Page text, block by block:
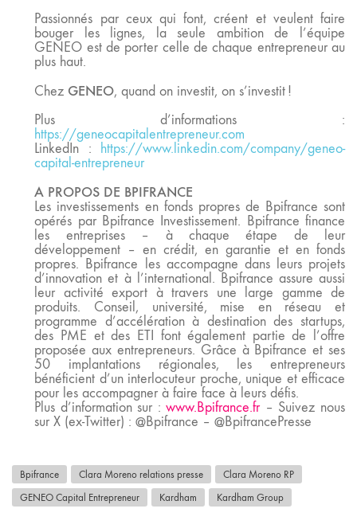
Passionnés par ceux qui font, créent et veulent faire
bouger les lignes, la seule ambition de l’équipe
GENEO est de porter celle de chaque entrepreneur au
plus haut.
Chez GENEO, quand on investit, on s’investit !
Plus d’informations :
https://geneocapitalentrepreneur.com
LinkedIn : https://www.linkedin.com/company/geneo-
capital-entrepreneur
A PROPOS DE BPIFRANCE
Les investissements en fonds propres de Bpifrance sont
opérés par Bpifrance Investissement. Bpifrance finance
les entreprises – à chaque étape de leur
développement – en crédit, en garantie et en fonds
propres. Bpifrance les accompagne dans leurs projets
d’innovation et à l’international. Bpifrance assure aussi
leur activité export à travers une large gamme de
produits. Conseil, université, mise en réseau et
programme d’accélération à destination des startups,
des PME et des ETI font également partie de l’offre
proposée aux entrepreneurs. Grâce à Bpifrance et ses
50 implantations régionales, les entrepreneurs
bénéficient d’un interlocuteur proche, unique et efficace
pour les accompagner à faire face à leurs défis.
Plus d’information sur :www.Bpifrance.fr– Suivez nous
sur X (ex-Twitter) : @Bpifrance – @BpifrancePresse
Bpifrance Clara Moreno relations presse
Clara Moreno RP
GENEO Capital Entrepreneur
Kardham Kardham Group